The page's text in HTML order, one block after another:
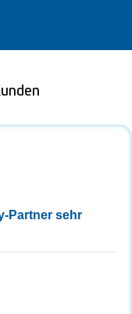
Partner sehr